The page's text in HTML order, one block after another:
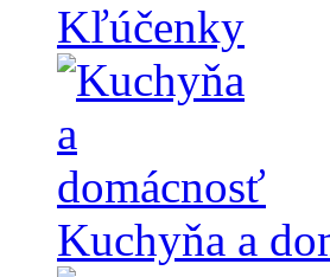
Kľúčenky
Kuchyňa a